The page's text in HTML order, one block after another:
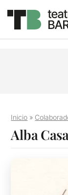
Inicio »
Alba